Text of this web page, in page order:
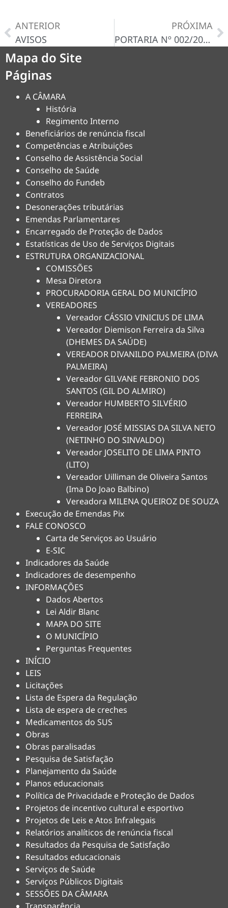
ANTERIOR
AVISOS
PRÓXIMA
PORTARIA Nº 002/2024
Mapa do Site
Páginas
A CÂMARA
História
Regimento Interno
Beneficiários de renúncia fiscal
Competências e Atribuições
Conselho de Assistência Social
Conselho de Saúde
Conselho do Fundeb
Contratos
Desonerações tributárias
Emendas Parlamentares
Encarregado de Proteção de Dados
Estatísticas de Uso de Serviços Digitais
ESTRUTURA ORGANIZACIONAL
COMISSÕES
Mesa Diretora
PROCURADORIA GERAL DO MUNICÍPIO
VEREADORES
Vereador CÁSSIO VINICIUS DE LIMA
Vereador Diemison Ferreira da Silva
(DHEMES DA SAÚDE)
VEREADOR DIVANILDO PALMEIRA (DIVA
PALMEIRA)
Vereador GILVANE FEBRONIO DOS
SANTOS (GIL DO ALMIRO)
Vereador HUMBERTO SILVÉRIO
FERREIRA
Vereador JOSÉ MISSIAS DA SILVA NETO
(NETINHO DO SINVALDO)
Vereador JOSELITO DE LIMA PINTO
(LITO)
Vereador Uilliman de Oliveira Santos
(Ima Do Joao Balbino)
Vereadora MILENA QUEIROZ DE SOUZA
Execução de Emendas Pix
FALE CONOSCO
Carta de Serviços ao Usuário
E-SIC
Indicadores da Saúde
Indicadores de desempenho
INFORMAÇÕES
Dados Abertos
Lei Aldir Blanc
MAPA DO SITE
O MUNICÍPIO
Perguntas Frequentes
INÍCIO
LEIS
Licitações
Lista de Espera da Regulação
Lista de espera de creches
Medicamentos do SUS
Obras
Obras paralisadas
Pesquisa de Satisfação
Planejamento da Saúde
Planos educacionais
Política de Privacidade e Proteção de Dados
Projetos de incentivo cultural e esportivo
Projetos de Leis e Atos Infralegais
Relatórios analíticos de renúncia fiscal
Resultados da Pesquisa de Satisfação
Resultados educacionais
Serviços de Saúde
Serviços Públicos Digitais
SESSÕES DA CÂMARA